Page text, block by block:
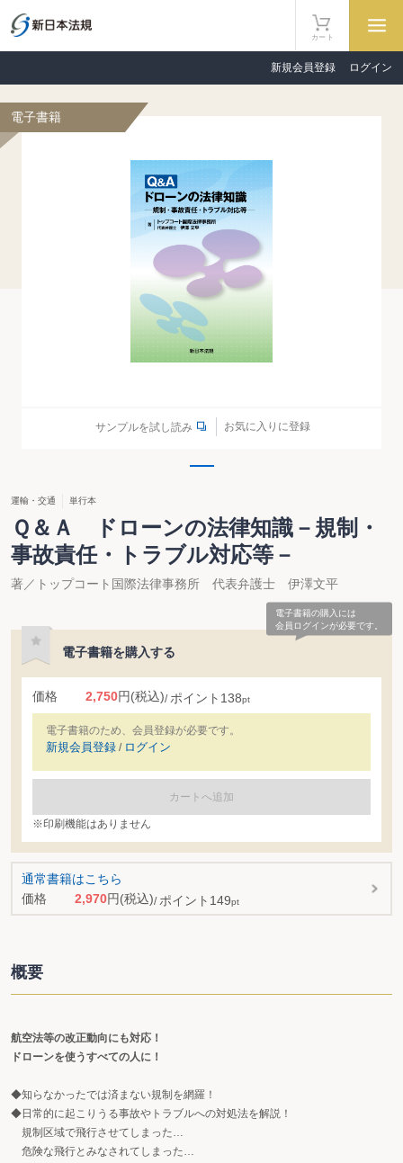
新規会員登録 ログイン
カート
電子書籍
サンプルを試し読み お気に入りに登録
運輸・交通 単行本
Ｑ＆Ａ ドローンの法律知識－規制・
事故責任・トラブル対応等－
著／トップコート国際法律事務所 代表弁護士 伊澤文平
電子書籍の購入には
会員ログインが必要です。
電子書籍を購入する
価格 2,750円(税込) ポイント 138pt
電子書籍のため、会員登録が必要です。
新規会員登録 / ログイン
カートへ追加
※印刷機能はありません
通常書籍はこちら
価格
2,970円(税込) ポイント 149pt
概要
航空法等の改正動向にも対応！
ドローンを使うすべての人に！
◆知らなかったでは済まない規制を網羅！
◆日常的に起こりうる事故やトラブルへの対処法を解説！
規制区域で飛行させてしまった…
危険な飛行とみなされてしまった…